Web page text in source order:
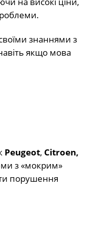
знаннями з
якщо мова
Peugeot, Citroen,
з «мокрим»
порушення